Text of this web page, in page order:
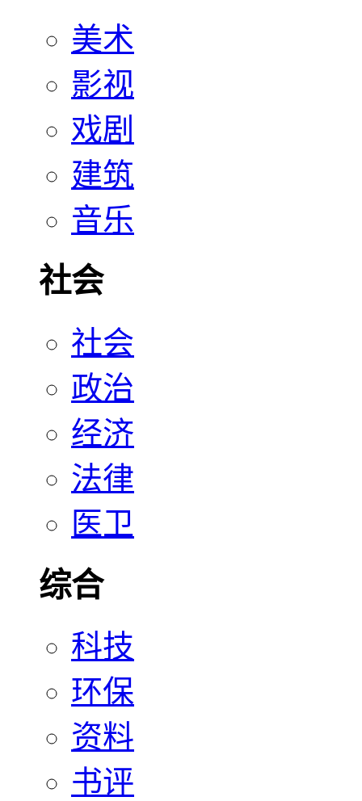
美术
影视
戏剧
建筑
音乐
社会
社会
政治
经济
法律
医卫
综合
科技
环保
资料
书评